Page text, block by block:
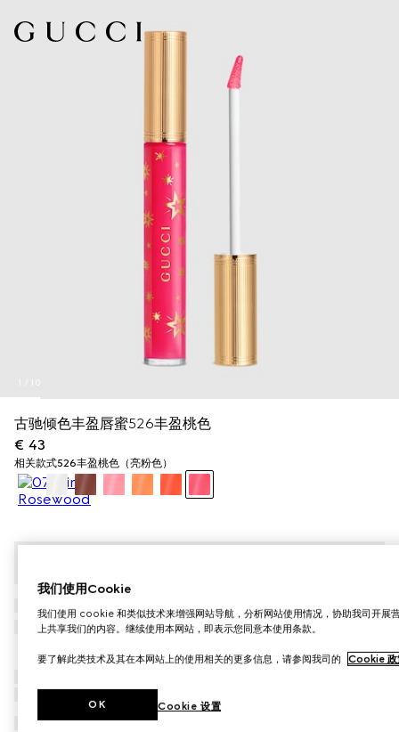
古驰倾色丰盈唇蜜526丰盈桃色
€ 43
相关款式526丰盈桃色（亮粉色）
我们使用Cookie
我们使用 cookie 和类似技术来增强网站导航，分析网站使用情况，协助我司开展
上共享我们的内容。继续使用本网站，即表示您同意本使用条款。
要了解此类技术及其在本网站上的使用相关的更多信息，请参阅我司的 Cookie 政
Cookie 设置
OK